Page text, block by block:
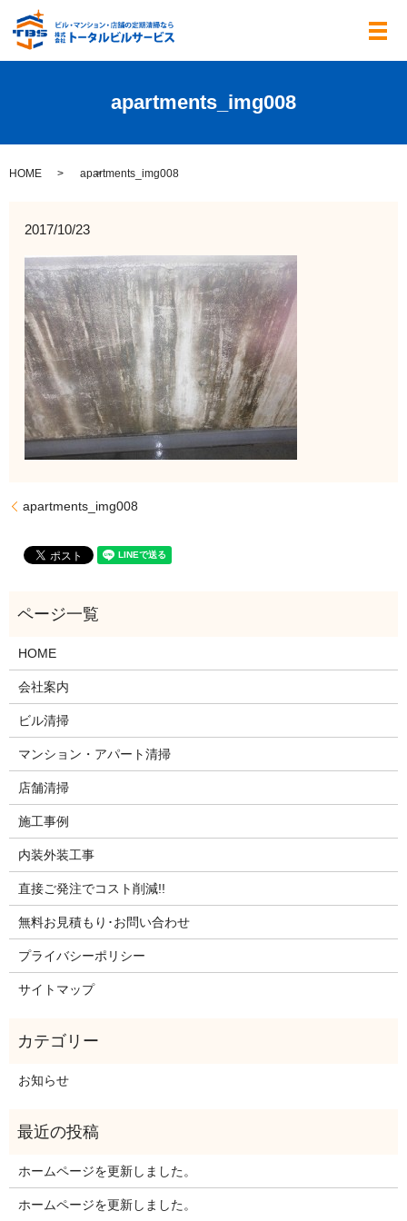
メ
apartments_img008
HOME apartments_img008
2017/10/23
apartments_img008
HOME
会社案内
ビル清掃
マンション・アパート清掃
店舗清掃
施工事例
内装外装工事
直接ご発注でコスト削減!!
無料お見積もり･お問い合わせ
プライバシーポリシー
サイトマップ
お知らせ
ホームページを更新しました。
ホームページを更新しました。